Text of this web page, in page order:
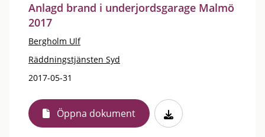
Anlagd brand i underjordsgarage Malmö
2017
Bergholm Ulf
Räddningstjänsten Syd
2017-05-31
Öppna dokument